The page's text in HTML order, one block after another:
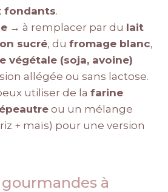
fondants.
→ à remplacer par du lait
sucré, du fromage blanc,
végétale (soja, avoine)
allégée ou sans lactose.
utiliser de la farine
ou un mélange
+ maïs) pour une version
à